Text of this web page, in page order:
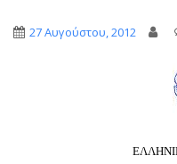
27 Αυγούστου, 2012